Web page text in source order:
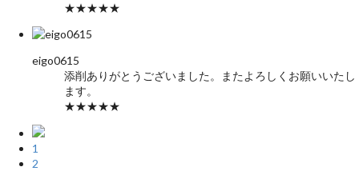
★★★★★
eigo0615
添削ありがとうございました。またよろしくお願いいたし
ます。
★★★★★
1
2